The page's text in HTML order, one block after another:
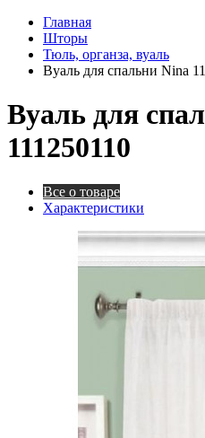
Главная
Шторы
Тюль, органза, вуаль
Вуаль для спальни Nina
Вуаль для
111250110
Все о товаре
Характеристики